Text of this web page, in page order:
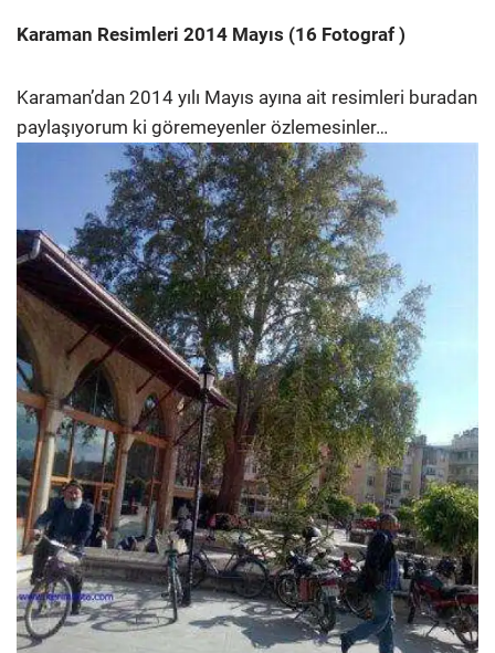
Karaman Resimleri 2014 Mayıs (16 Fotograf )
Karaman’dan 2014 yılı Mayıs ayına ait resimleri buradan
paylaşıyorum ki göremeyenler özlemesinler…